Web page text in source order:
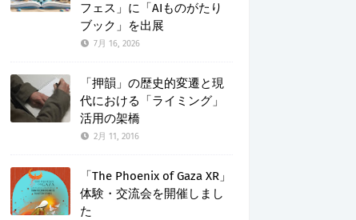
フェス」に「AIものがたり
ブック」を出展
7月 16, 2026
「押韻」の歴史的変遷と現
代における「ライミング」
活用の架橋
2月 11, 2016
「The Phoenix of Gaza XR」
体験・交流会を開催しまし
た